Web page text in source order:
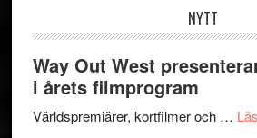
NYTT
Way Out West
i årets filmprogram
Världspremiärer, kortfilmer och …